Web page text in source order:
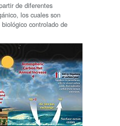
de diferentes
los cuales son
controlado de